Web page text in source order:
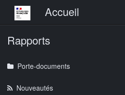
Menu principalAccueil
Rapports
Porte-documents
Nouveautés